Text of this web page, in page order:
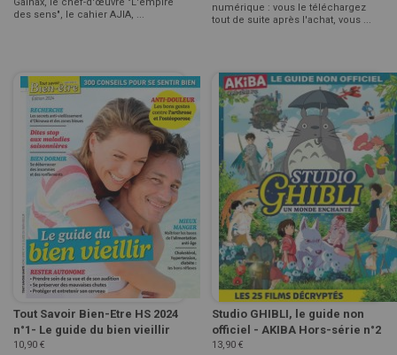
des sens", le cahier AJIA, ...
numérique : vous le téléchargez
tout de suite après l'achat, vous ...
Tout Savoir Bien-Etre HS 2024
n°1- Le guide du bien vieillir
10,90 €
Studio GHIBLI, le guide non
officiel - AKIBA Hors-série n°2
13,90 €